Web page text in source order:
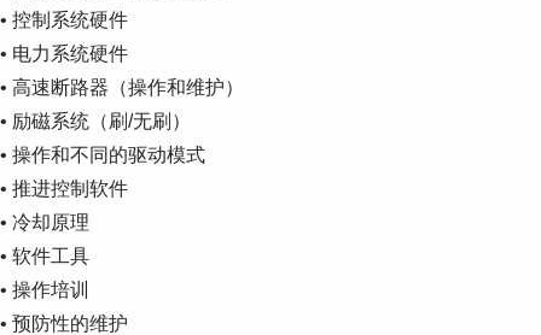
Suggestions
Products
See more products
Shopping list preview
0
• 控制系统硬件
• 电力系统硬件
• 高速断路器（操作和维护）
• 励磁系统（刷/无刷）
• 操作和不同的驱动模式
• 推进控制软件
• 冷却原理
• 软件工具
• 操作培训
• 预防性的维护